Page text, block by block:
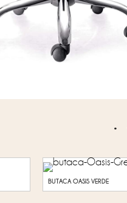
BUTACA OASIS VERDE